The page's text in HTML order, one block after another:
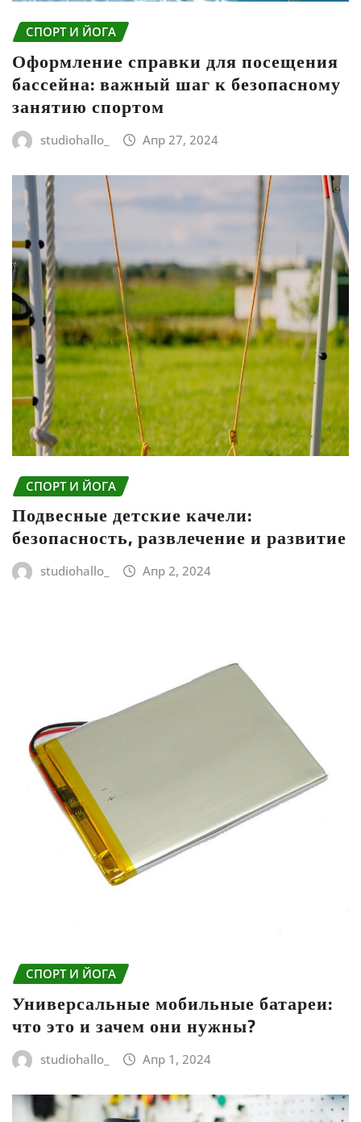
СПОРТ И ЙОГА
Оформление справки для посещения
бассейна: важный шаг к безопасному
занятию спортом
studiohallo_ Апр 27, 2024
СПОРТ И ЙОГА
Подвесные детские качели:
безопасность, развлечение и развитие
studiohallo_ Апр 2, 2024
СПОРТ И ЙОГА
Универсальные мобильные батареи:
что это и зачем они нужны?
studiohallo_ Апр 1, 2024